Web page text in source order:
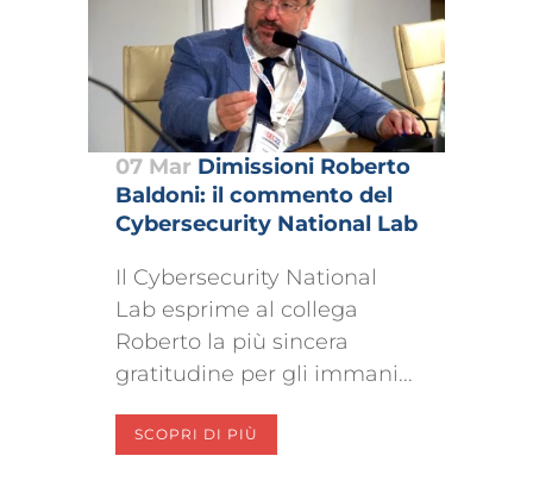
07 Mar Dimissioni Roberto
Baldoni: il commento del
Cybersecurity National Lab
Il Cybersecurity National
Lab esprime al collega
Roberto la più sincera
gratitudine per gli immani...
SCOPRI DI PIÙ